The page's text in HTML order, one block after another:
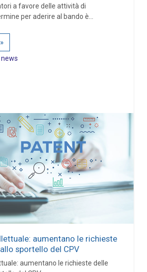
a favore delle attività di
per aderire al bando è...
news
aumentano le richieste
sportello del CPV
aumentano le richieste delle